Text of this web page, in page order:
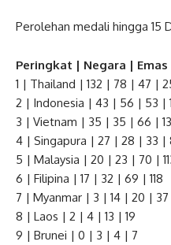
Perolehan medali hingga 15
Peringkat | Negara |
1 | Thailand | 132 | 78 | 47 |
2 | Indonesia | 43 | 56 | 53 |
3 | Vietnam | 35 | 35 | 66 |
4 | Singapura | 27 | 28 | 33 |
5 | Malaysia | 20 | 23 | 70 |
6 | Filipina | 17 | 32 | 69 | 118
7 | Myanmar | 3 | 14 | 20 | 37
8 | Laos | 2 | 4 | 13 | 19
9 | Brunei | 0 | 3 | 4 | 7